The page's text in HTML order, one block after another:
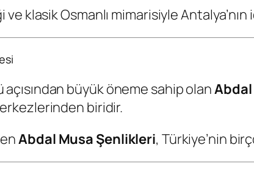
ve klasik Osmanlı mimarisiyle
büyük öneme sahip olan
biridir.
Abdal Musa Şenlikleri, Türkiye’nin